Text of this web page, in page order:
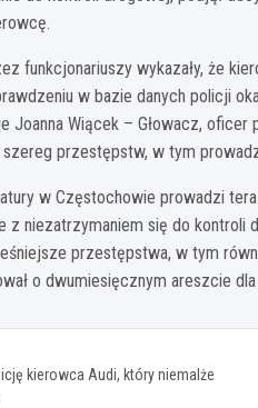
funkcjonariuszy wykazały, że
w bazie danych policji
Joanna Wiącek – Głowacz,
przestępstw, w tym
w Częstochowie prowadzi
z niezatrzymaniem się do
przestępstwa, w tym
o dwumiesięcznym areszcie
kierowca Audi, który niemalże